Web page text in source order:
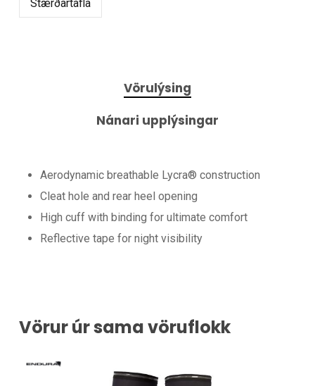
Stærðartafla
Vörulýsing
Nánari upplýsingar
Aerodynamic breathable Lycra® construction
Cleat hole and rear heel opening
High cuff with binding for ultimate comfort
Reflective tape for night visibility
Vörur úr sama vöruflokk